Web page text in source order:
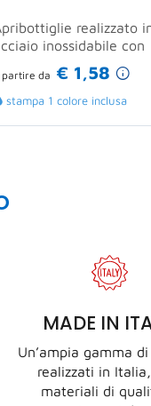
inoxrealizzato
inossidabile con
superficie in bamboo,
che...
partire da € 1,58
stampa 1 colore inclusa
MADE IN
Un’ampia gamma
realizzati in
materiali di